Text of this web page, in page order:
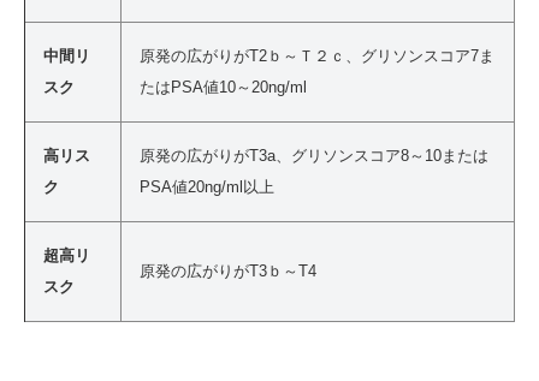
中間リ
スク
原発の広がりがT2ｂ～Ｔ２ｃ、グリソンスコア7ま
たはPSA値10～20ng/ml
高リス
ク
原発の広がりがT3a、グリソンスコア8～10または
PSA値20ng/ml以上
超高リ
スク
原発の広がりがT3ｂ～T4